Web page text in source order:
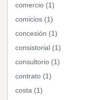
comercio (1)
comicios (1)
concesión (1)
consistorial (1)
consultorio (1)
contrato (1)
costa (1)